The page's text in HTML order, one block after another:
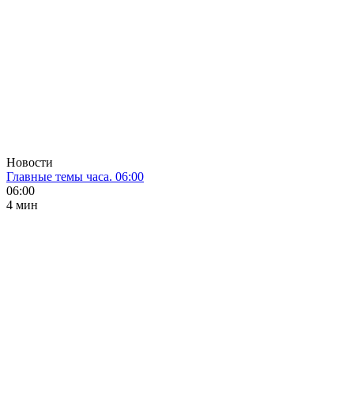
Новости
Главные темы часа. 06:00
06:00
4 мин